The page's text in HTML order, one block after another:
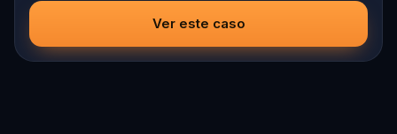
ciphers, recover the stolen artifacts, and save the victims
before the clock runs out. The ink is fresh, the knife is
sharp, and the city is screaming for answers.
Ver este caso